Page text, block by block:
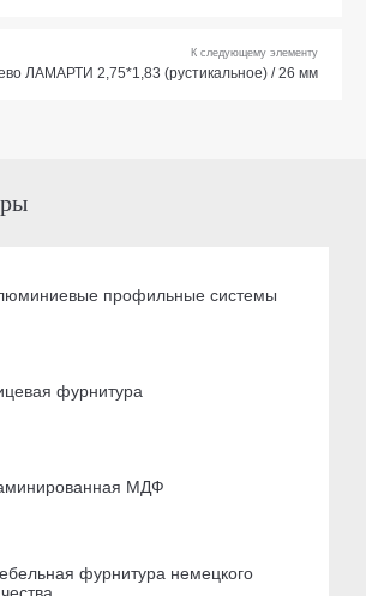
К следующему элементу
ЛАМАРТИ 2,75*1,83 (рустикальное) / 26 мм
профильные системы
фурнитура
МДФ
фурнитура немецкого